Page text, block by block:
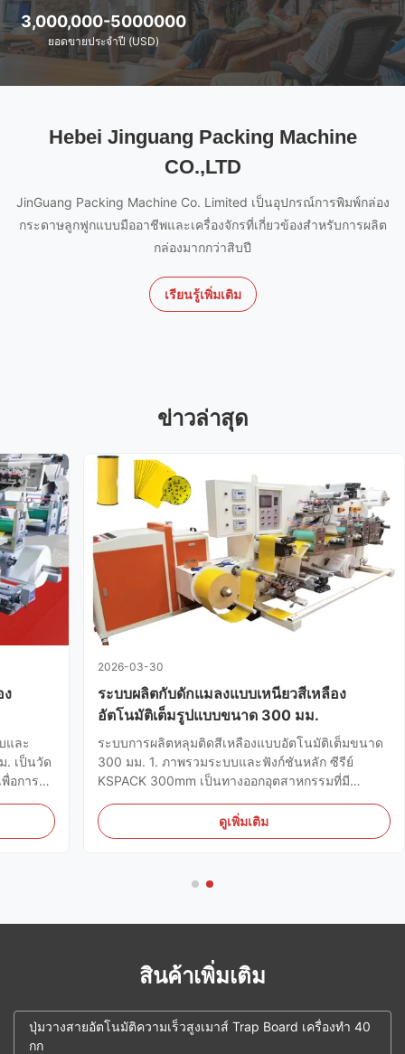
3,000,000-5000000
ยอดขายประจำปี (USD)
Hebei Jinguang Packing Machine
CO.,LTD
JinGuang Packing Machine Co. Limited เป็นอุปกรณ์การพิมพ์กล่อง
กระดาษลูกฟูกแบบมืออาชีพและเครื่องจักรที่เกี่ยวข้องสำหรับการผลิต
กล่องมากกว่าสิบปี
เรียนรู้เพิ่มเติม
ข่าวล่าสุด
ง
และ
. เป็นวัด
อการ
รติดต่อ
2026-03-30
ระบบผลิตกับดักแมลงแบบเหนียวสีเหลือง
อัตโนมัติเต็มรูปแบบขนาด 300 มม.
ระบบการผลิตหลุมติดสีเหลืองแบบอัตโนมัติเต็มขนาด
300 มม. 1. ภาพรวมระบบและฟังก์ชันหลัก ซีรีย์
KSPACK 300mm เป็นทางออกอุตสาหกรรมที่มี
ของอุปกรณ์ติดติดสีเหลืองสําหรับการเกษตรระบบรวม
กระบวนการเครื่องกลหลายในกระบวนการทํางาน
ดูเพิ่มเติม
สินค้าเพิ่มเติม
ปุ่มวางสายอัตโนมัติความเร็วสูงเมาส์ Trap Board เครื่องทำ 40
กก